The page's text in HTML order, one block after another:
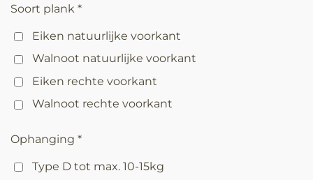
Soort plank *
Eiken natuurlijke voorkant
Walnoot natuurlijke voorkant
Eiken rechte voorkant
Walnoot rechte voorkant
Ophanging *
Type D tot max. 10-15kg